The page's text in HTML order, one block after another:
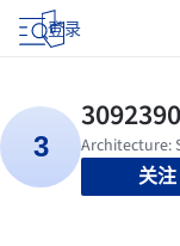
登录
关注